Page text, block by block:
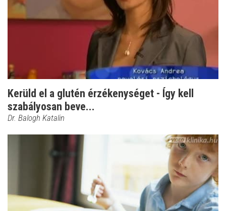
Kerüld el a glutén érzékenységet - Így kell
szabályosan beve...
Dr. Balogh Katalin